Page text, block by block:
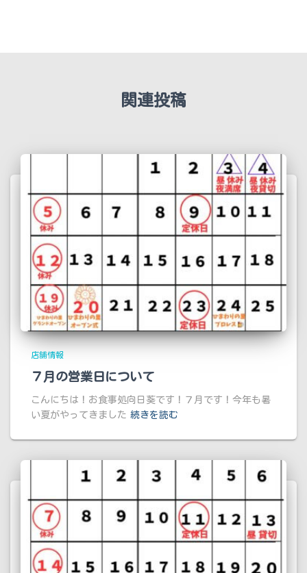
関連投稿
店舗情報
７月の営業日について
こんにちは！お食事処向日葵です！７月です！今年も暑
い夏がやってきました 続きを読む